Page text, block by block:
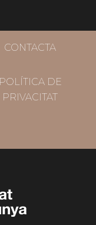
CONTACTA
POLÍTICA DE
PRIVACITAT